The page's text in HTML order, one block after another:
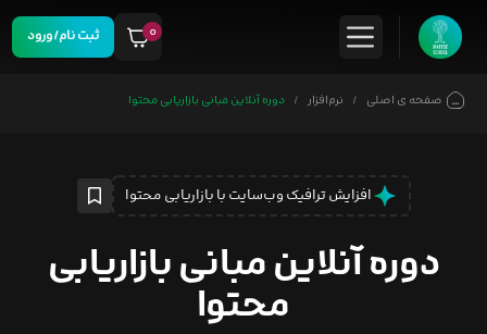
ثبت نام/ورود ۰
صفحه ی اصلی نرم‌افزار دوره آنلاین مبانی بازاریابی محتوا
افزایش ترافیک وب‌سایت با بازاریابی محتوا
دوره آنلاین مبانی بازاریابی
محتوا